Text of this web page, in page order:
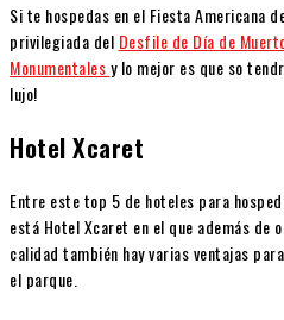
Si te hospedas en el Fiesta Americana
privilegiada del Desfile de Día de
Monumentalesy lo mejor es que so
lujo!
Hotel Xcaret
Entre este top 5 de hoteles para
está Hotel Xcaret en el que además de
calidad también hay varias ventajas
el parque.